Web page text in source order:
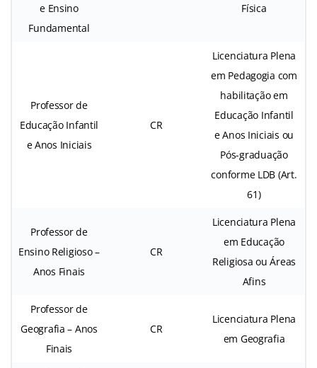
e Ensino
Fundamental
Física
Professor de
Educação Infantil
e Anos Iniciais
CR
Licenciatura Plena
em Pedagogia com
habilitação em
Educação Infantil
e Anos Iniciais ou
Pós-graduação
conforme LDB (Art.
61)
Professor de
Ensino Religioso –
Anos Finais
CR
Licenciatura Plena
em Educação
Religiosa ou Áreas
Afins
Professor de
Geografia – Anos
Finais
CR
Licenciatura Plena
em Geografia